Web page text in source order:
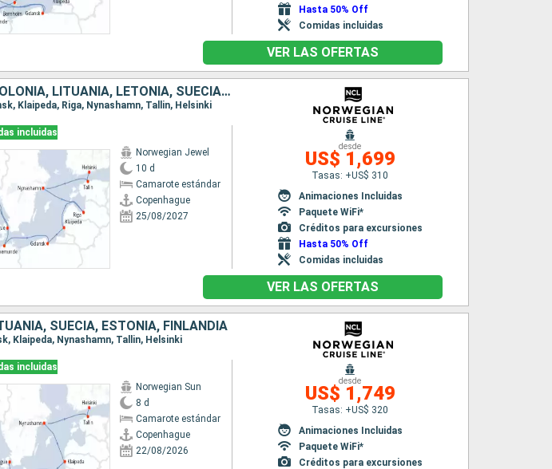
Hasta 50% Off
Comidas incluidas
VER LAS OFERTAS
DINAMARCA, NORUEGA, ALEMANIA, POLONIA, LITUANIA, LETONIA, SUECIA, ESTONIA, FINLANDIA
Klaipeda, Riga, Nynashamn, Tallin, Helsinki
incluidas
Norwegian Jewel
10 d
Camarote estándar
Copenhague
25/08/2027
desde
US$ 1,699
Tasas: +US$ 310
Animaciones Incluidas
Paquete WiFi*
Créditos para excursiones
Hasta 50% Off
Comidas incluidas
VER LAS OFERTAS
SUECIA, ESTONIA, FINLANDIA
Klaipeda, Nynashamn, Tallin, Helsinki
incluidas
Norwegian Sun
8 d
Camarote estándar
Copenhague
22/08/2026
desde
US$ 1,749
Tasas: +US$ 320
Animaciones Incluidas
Paquete WiFi*
Créditos para excursiones